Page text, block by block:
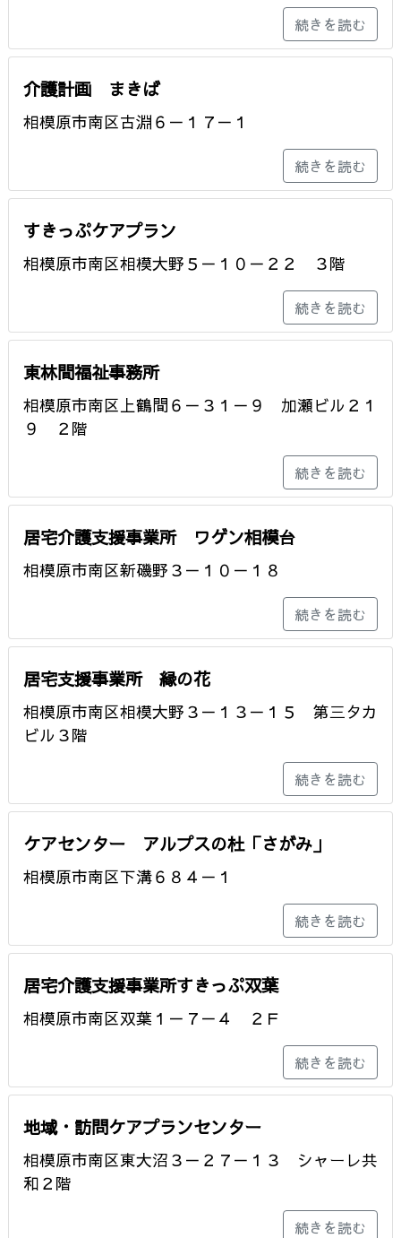
続きを読む
介護計画 まきば
相模原市南区古淵６－１７－１
続きを読む
すきっぷケアプラン
相模原市南区相模大野５－１０－２２ ３階
続きを読む
東林間福祉事務所
相模原市南区上鶴間６－３１－９ 加瀬ビル２１
９ ２階
続きを読む
居宅介護支援事業所 ワゲン相模台
相模原市南区新磯野３－１０－１８
続きを読む
居宅支援事業所 縁の花
相模原市南区相模大野３－１３－１５ 第三タカ
ビル３階
続きを読む
ケアセンター アルプスの杜「さがみ」
相模原市南区下溝６８４－１
続きを読む
居宅介護支援事業所すきっぷ双葉
相模原市南区双葉１－７－４ ２Ｆ
続きを読む
地域・訪問ケアプランセンター
相模原市南区東大沼３－２７－１３ シャーレ共
和２階
続きを読む